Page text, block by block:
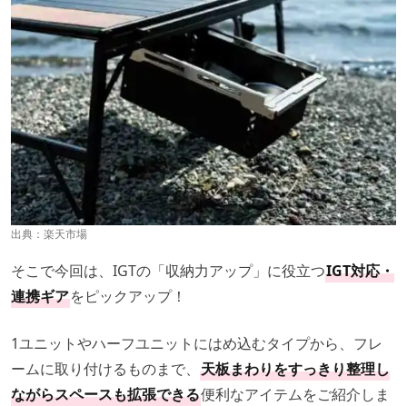
出典： 楽天市場
そこで今回は、IGTの「収納力アップ」に役立つIGT対応・
連携ギアをピックアップ！
1ユニットやハーフユニットにはめ込むタイプから、フレ
ームに取り付けるものまで、 天板まわりをすっきり整理し
ながらスペースも拡張できる便利なアイテムをご紹介しま